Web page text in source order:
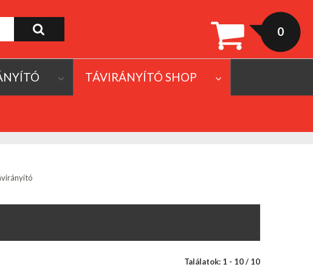
0
TÁVIRÁNYÍTÓ SHOP
Találatok: 1 - 10 / 10